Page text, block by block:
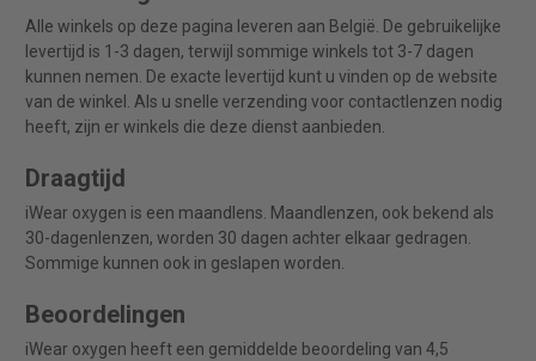
Alle winkels op deze pagina leveren aan België. De gebruikelijke
levertijd is 1-3 dagen, terwijl sommige winkels tot 3-7 dagen
kunnen nemen. De exacte levertijd kunt u vinden op de website
van de winkel. Als u snelle verzending voor contactlenzen nodig
heeft, zijn er winkels die deze dienst aanbieden.
Draagtijd
iWear oxygen is een maandlens. Maandlenzen, ook bekend als
30-dagenlenzen, worden 30 dagen achter elkaar gedragen.
Sommige kunnen ook in geslapen worden.
Beoordelingen
iWear oxygen heeft een gemiddelde beoordeling van 4,5